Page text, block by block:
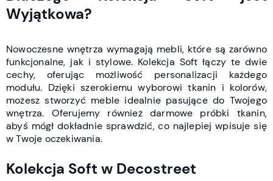
Wyjątkowa?
Nowoczesne wnętrza wymagają mebli, które są zarówno
funkcjonalne, jak i stylowe. Kolekcja Soft łączy te dwie
cechy, oferując możliwość personalizacji każdego
modułu. Dzięki szerokiemu wyborowi tkanin i kolorów,
możesz stworzyć meble idealnie pasujące do Twojego
wnętrza. Oferujemy również darmowe próbki tkanin,
abyś mógł dokładnie sprawdzić, co najlepiej wpisuje się
w Twoje oczekiwania.
Kolekcja Soft w Decostreet